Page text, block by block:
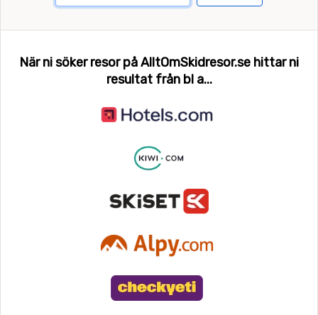
När ni söker resor på AlltOmSkidresor.se hittar ni
resultat från bl a...